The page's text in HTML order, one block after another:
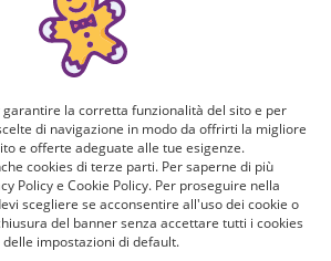
la corretta funzionalità del sito e per
di navigazione in modo da offrirti la migliore
e offerte adeguate alle tue esigenze.
cookies di terze parti. Per saperne di più
Policy e Cookie Policy. Per proseguire nella
scegliere se acconsentire all'uso dei cookie o
del banner senza accettare tutti i cookies
impostazioni di default.